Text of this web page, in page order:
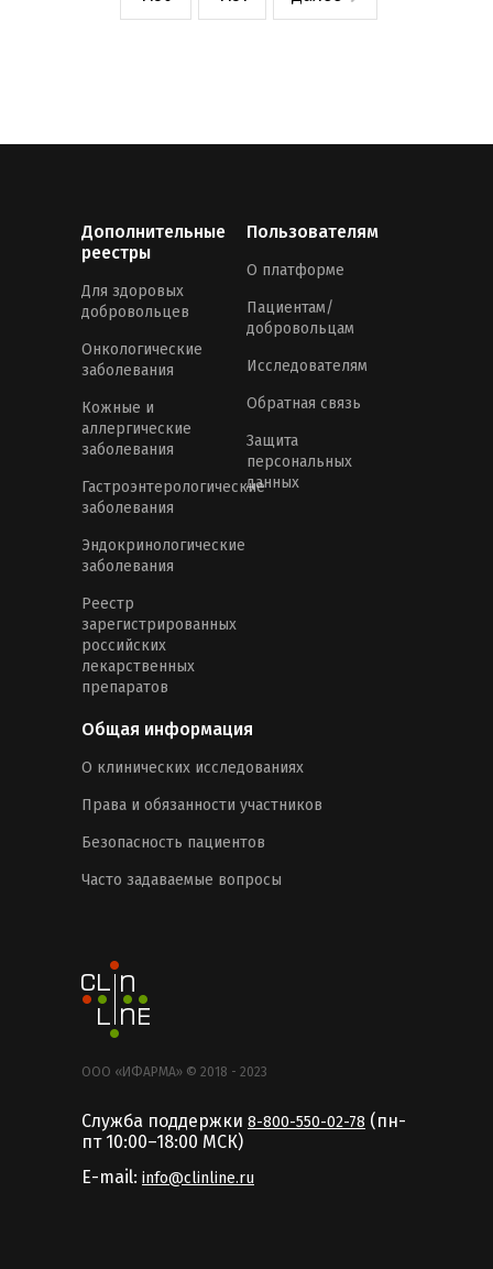
Дополнительные
реестры
Для здоровых
добровольцев
Онкологические
заболевания
Кожные и
аллергические
заболевания
Гастроэнтерологические
заболевания
Эндокринологические
заболевания
Реестр
зарегистрированных
российских
лекарственных
препаратов
Пользователям
О платформе
Пациентам/
добровольцам
Исследователям
Обратная связь
Защита
персональных
данных
Общая информация
О клинических исследованиях
Права и обязанности участников
Безопасность пациентов
Часто задаваемые вопросы
ООО «ИФАРМА» © 2018 - 2023
Служба поддержки 8-800-550-02-78 (пн-
пт 10:00–18:00 MCК)
E-mail: info@clinline.ru